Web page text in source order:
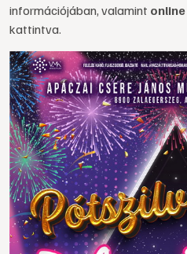
információjában, valamint online
kattintva.